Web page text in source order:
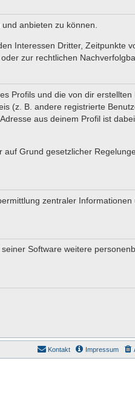
anbieten zu können.
Interessen Dritter, Zeitpunkte
zur rechtlichen
Profils und die von dir
(z. B. andere registrierte
aus deinem Profil ist
Grund gesetzlicher
zentraler Informationen
Software weitere
Impressum
Kontakt